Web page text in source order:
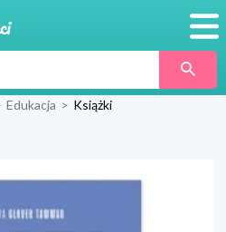
Edukacja > Książki